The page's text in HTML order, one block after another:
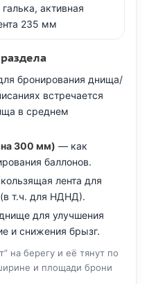
активная
235 мм
бронирования днища/
встречается
в среднем
300 мм) — как
баллонов.
лента для
т.ч. для НДНД).
для улучшения
и снижения брызг.
на берегу и её тянут по
и площади брони